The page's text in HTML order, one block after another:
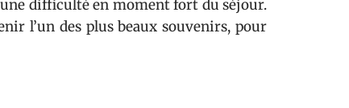
difficulté en moment fort du séjour.
l’un des plus beaux souvenirs, pour